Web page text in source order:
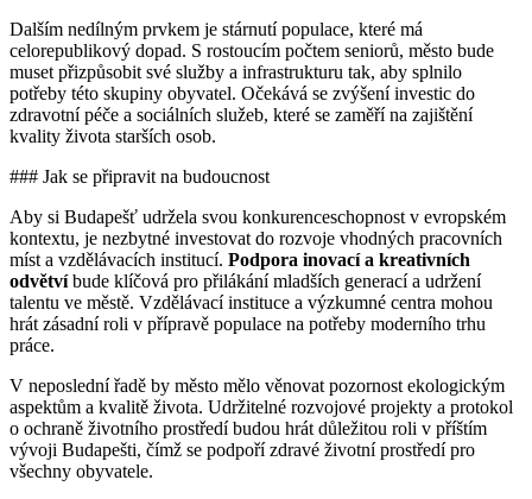
Dalším nedílným prvkem je stárnutí populace, které má
celorepublikový dopad. S rostoucím počtem seniorů, město bude
muset přizpůsobit své služby a infrastrukturu tak, aby splnilo
potřeby této skupiny obyvatel. Očekává se zvýšení investic do
zdravotní péče a sociálních služeb, které se zaměří na zajištění
kvality života starších osob.
### Jak se připravit na budoucnost
Aby si Budapešť udržela svou konkurenceschopnost v evropském
kontextu, je nezbytné investovat do rozvoje vhodných pracovních
míst a vzdělávacích institucí. Podpora inovací a kreativních
odvětvíbude klíčová pro přilákání mladších generací a udržení
talentu ve městě. Vzdělávací instituce a výzkumné centra mohou
hrát zásadní roli v přípravě populace na potřeby moderního trhu
práce.
V neposlední řadě by město mělo věnovat pozornost ekologickým
aspektům a kvalitě života. Udržitelné rozvojové projekty a protokol
o ochraně životního prostředí budou hrát důležitou roli v příštím
vývoji Budapešti, čímž se podpoří zdravé životní prostředí pro
všechny obyvatele.